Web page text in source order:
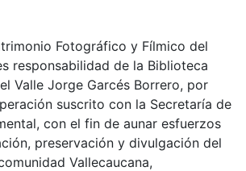
Fotográfico y Fílmico del
responsabilidad de la Biblioteca
Valle Jorge Garcés Borrero, por
suscrito con la Secretaría de
con el fin de aunar esfuerzos
preservación y divulgación del
Vallecaucana,